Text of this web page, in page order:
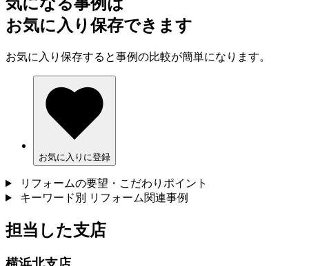
お気に入り保存できます
お気に入り保存すると事例の比較が簡単になります。
お気に入りに登録
リフォームの要望・こだわりポイント
キーワード別 リフォーム関連事例
担当した支店